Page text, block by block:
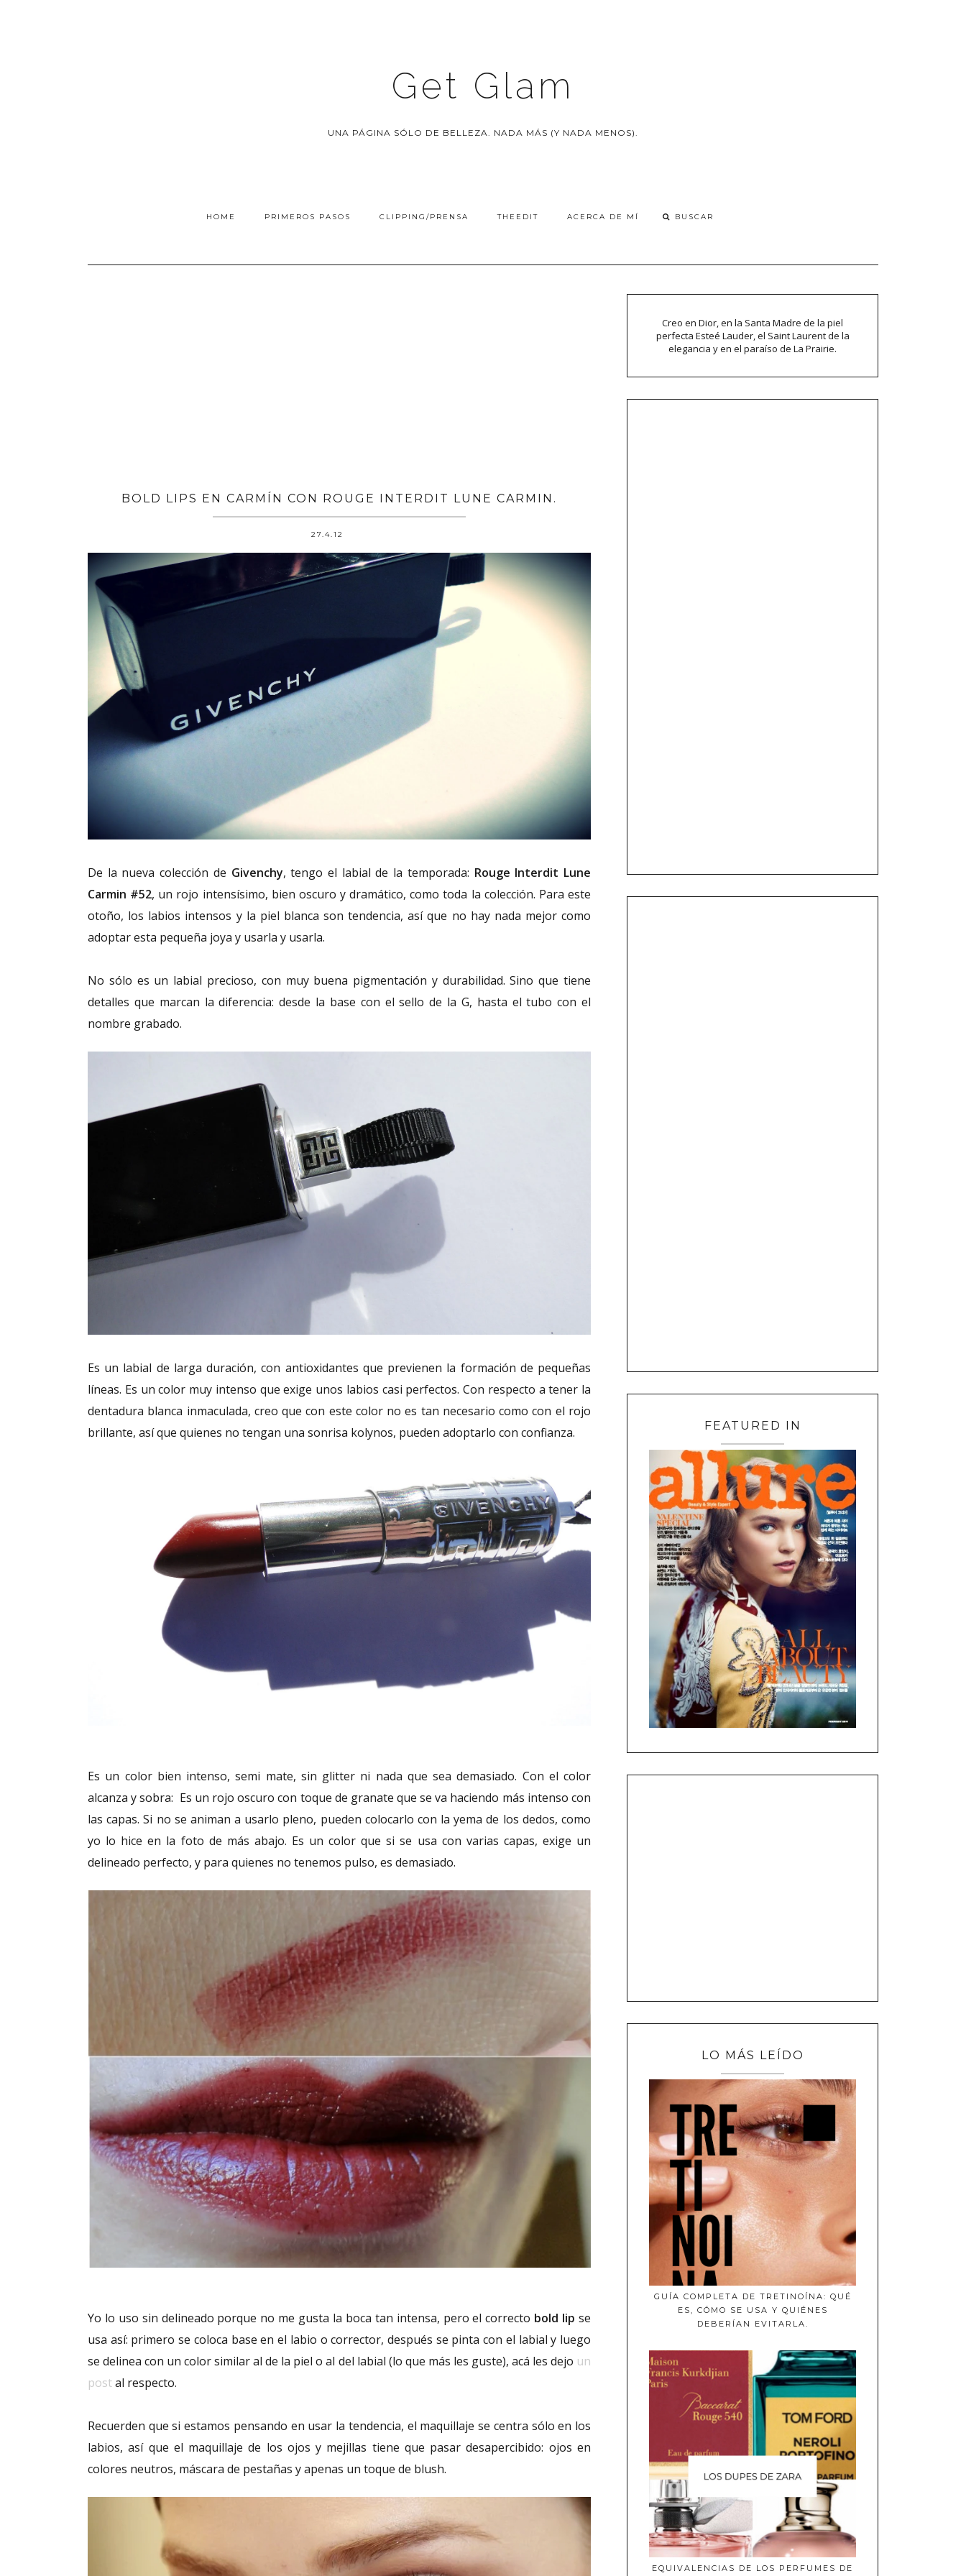
Get Glam
UNA PÁGINA SÓLO DE BELLEZA. NADA MÁS (Y NADA MENOS).
HOME PRIMEROS PASOS CLIPPING/PRENSA THEEDIT ACERCA DE MÍ
BOLD LIPS EN CARMÍN CON ROUGE INTERDIT LUNE CARMIN.
27.4.12
De la nueva colección de Givenchy, tengo el labial de la temporada: Rouge Interdit Lune
Carmin #52, un rojo intensísimo, bien oscuro y dramático, como toda la colección. Para este
otoño, los labios intensos y la piel blanca son tendencia, así que no hay nada mejor como
adoptar esta pequeña joya y usarla y usarla.
No sólo es un labial precioso, con muy buena pigmentación y durabilidad. Sino que tiene
detalles que marcan la diferencia: desde la base con el sello de la G, hasta el tubo con el
nombre grabado.
Es un labial de larga duración, con antioxidantes que previenen la formación de pequeñas
líneas. Es un color muy intenso que exige unos labios casi perfectos. Con respecto a tener la
dentadura blanca inmaculada, creo que con este color no es tan necesario como con el rojo
brillante, así que quienes no tengan una sonrisa kolynos, pueden adoptarlo con confianza.
Es un color bien intenso, semi mate, sin glitter ni nada que sea demasiado. Con el color
alcanza y sobra: Es un rojo oscuro con toque de granate que se va haciendo más intenso con
las capas. Si no se animan a usarlo pleno, pueden colocarlo con la yema de los dedos, como
yo lo hice en la foto de más abajo. Es un color que si se usa con varias capas, exige un
delineado perfecto, y para quienes no tenemos pulso, es demasiado.
Yo lo uso sin delineado porque no me gusta la boca tan intensa, pero el correcto bold lip se
usa así: primero se coloca base en el labio o corrector, después se pinta con el labial y luego
se delinea con un color similar al de la piel o al del labial (lo que más les guste), acá les dejo un
postal respecto.
Recuerden que si estamos pensando en usar la tendencia, el maquillaje se centra sólo en los
labios, así que el maquillaje de los ojos y mejillas tiene que pasar desapercibido: ojos en
colores neutros, máscara de pestañas y apenas un toque de blush.
Creo en Dior, en la Santa Madre de la piel
perfecta Esteé Lauder, el Saint Laurent de la
elegancia y en el paraíso de La Prairie.
FEATURED IN
LO MÁS LEÍDO
GUÍA COMPLETA DE TRETINOÍNA: QUÉ
ES, CÓMO SE USA Y QUIÉNES
DEBERÍAN EVITARLA.
EQUIVALENCIAS DE LOS PERFUMES DE